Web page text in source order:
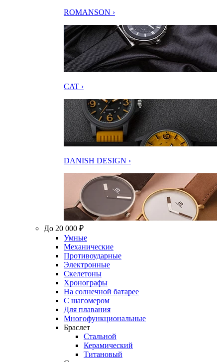
ROMANSON ›
CAT ›
DANISH DESIGN ›
До 20 000 ₽
Умные
Механические
Противоударные
Электронные
Скелетоны
Хронографы
На солнечной батарее
С шагомером
Для плавания
Многофункциональные
Браслет
Стальной
Керамический
Титановый